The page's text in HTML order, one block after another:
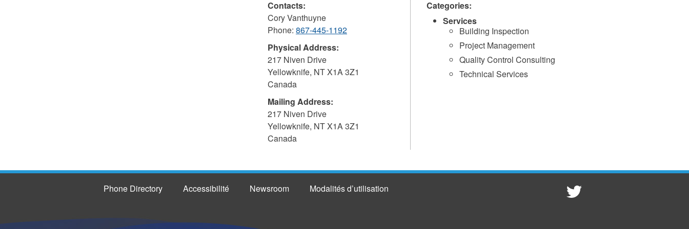
Contacts:
Cory Vanthuyne
Phone: 867-445-1192
Physical Address:
217 Niven Drive
Yellowknife, NTX1A 3Z1
Canada
Mailing Address:
217 Niven Drive
Yellowknife, NTX1A 3Z1
Canada
Categories:
Services
Building Inspection
Project Management
Quality Control Consulting
Technical Services
Phone Directory Accessibilité Newsroom Modalités d’utilisation